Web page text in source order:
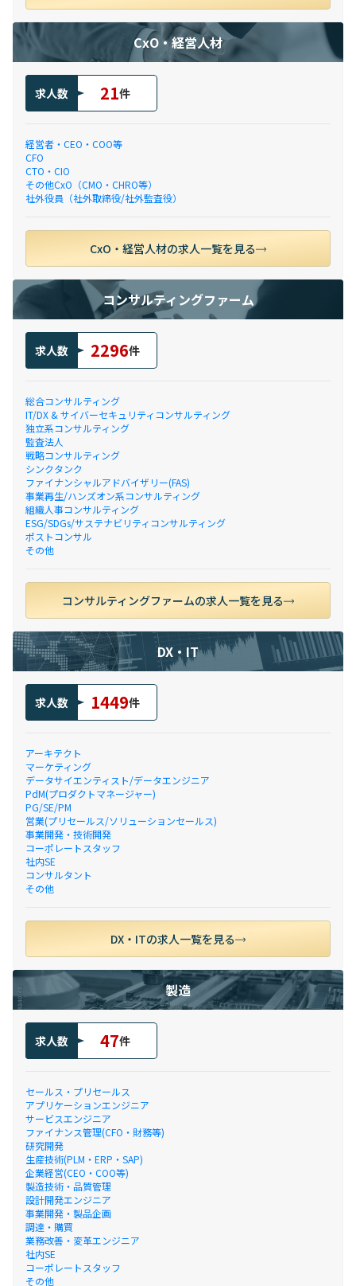
CxO・経営人材
求人数 21件
経営者・CEO・COO等
CFO
CTO・CIO
その他CxO（CMO・CHRO等）
社外役員（社外取締役/社外監査役）
CxO・経営人材の求人一覧を見る
コンサルティングファーム
求人数 2296件
総合コンサルティング
IT/DX & サイバーセキュリティコンサルティング
独立系コンサルティング
監査法人
戦略コンサルティング
シンクタンク
ファイナンシャルアドバイザリー(FAS)
事業再生/ハンズオン系コンサルティング
組織人事コンサルティング
ESG/SDGs/サステナビリティコンサルティング
ポストコンサル
その他
コンサルティングファームの求人一覧を見る
DX・IT
求人数 1449件
アーキテクト
マーケティング
データサイエンティスト/データエンジニア
PdM(プロダクトマネージャー)
PG/SE/PM
営業(プリセールス/ソリューションセールス)
事業開発・技術開発
コーポレートスタッフ
社内SE
コンサルタント
その他
DX・ITの求人一覧を見る
製造
求人数 47件
セールス・プリセールス
アプリケーションエンジニア
サービスエンジニア
ファイナンス管理(CFO・財務等)
研究開発
生産技術(PLM・ERP・SAP)
企業経営(CEO・COO等)
製造技術・品質管理
設計開発エンジニア
事業開発・製品企画
調達・購買
業務改善・変革エンジニア
社内SE
コーポレートスタッフ
その他